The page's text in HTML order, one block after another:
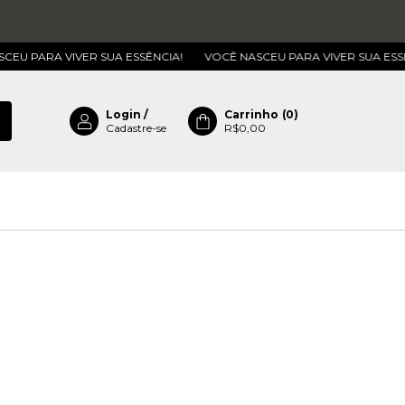
VIVER SUA ESSÊNCIA! VOCÊ NASCEU PARA VIVER SUA ESSÊNCIA!
Login /
Cadastre-se
Carrinho (0)
R$0,00